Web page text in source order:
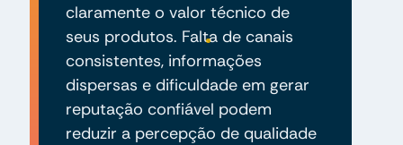
claramente o valor técnico de
seus produtos. Falta de canais
consistentes, informações
dispersas e dificuldade em gerar
reputação confiável podem
reduzir a percepção de qualidade